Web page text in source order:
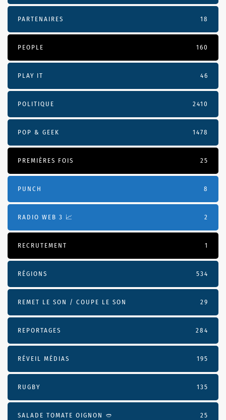
PARTENAIRES 18
PEOPLE 160
PLAY IT 46
POLITIQUE 2410
POP & GEEK 1478
PREMIÈRES FOIS 25
PUNCH 8
RADIO WEB 3 📈 2
RECRUTEMENT 1
RÉGIONS 534
REMET LE SON / COUPE LE SON 29
REPORTAGES 284
RÉVEIL MÉDIAS 195
RUGBY 135
SALADE TOMATE OIGNON 🥙 25